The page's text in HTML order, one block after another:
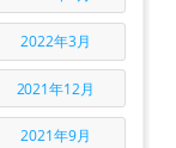
2022年3月
2021年12月
2021年9月